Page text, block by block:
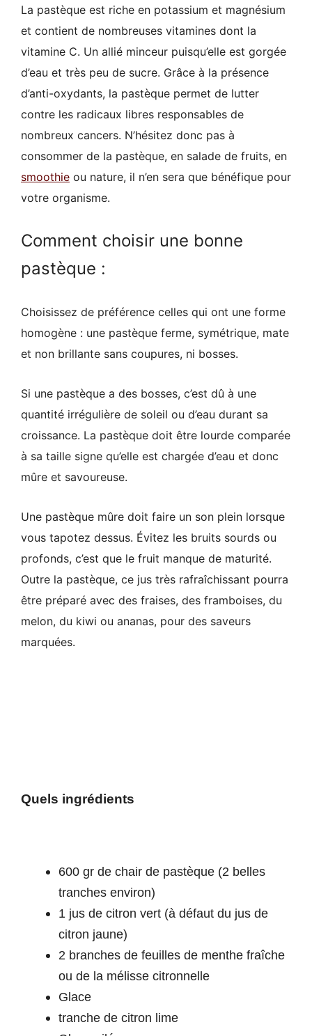
La pastèque est riche en potassium et magnésium
et contient de nombreuses vitamines dont la
vitamine C. Un allié minceur puisqu’elle est gorgée
d’eau et très peu de sucre. Grâce à la présence
d’anti-oxydants, la pastèque permet de lutter
contre les radicaux libres responsables de
nombreux cancers. N’hésitez donc pas à
consommer de la pastèque, en salade de fruits, en
smoothie ou nature, il n’en sera que bénéfique pour
votre organisme.
Comment choisir une bonne
pastèque :
Choisissez de préférence celles qui ont une forme
homogène : une pastèque ferme, symétrique, mate
et non brillante sans coupures, ni bosses.
Si une pastèque a des bosses, c’est dû à une
quantité irrégulière de soleil ou d’eau durant sa
croissance. La pastèque doit être lourde comparée
à sa taille signe qu’elle est chargée d’eau et donc
mûre et savoureuse.
Une pastèque mûre doit faire un son plein lorsque
vous tapotez dessus. Évitez les bruits sourds ou
profonds, c’est que le fruit manque de maturité.
Outre la pastèque, ce jus très rafraîchissant pourra
être préparé avec des fraises, des framboises, du
melon, du kiwi ou ananas, pour des saveurs
marquées.
Quels ingrédients
600 gr de chair de pastèque (2 belles
tranches environ)
1 jus de citron vert (à défaut du jus de
citron jaune)
2 branches de feuilles de menthe fraîche
ou de la mélisse citronnelle
Glace
tranche de citron lime